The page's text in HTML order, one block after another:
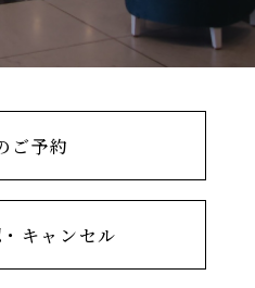
ご予約
キャンセル